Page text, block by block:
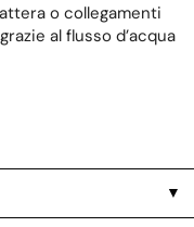
o collegamenti
al flusso d’acqua
▼